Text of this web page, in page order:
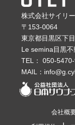
株式会社サイリ
〒153-0064
東京都目黒区下
Le semina目黒
TEL： 050-
MAIL：
会社概